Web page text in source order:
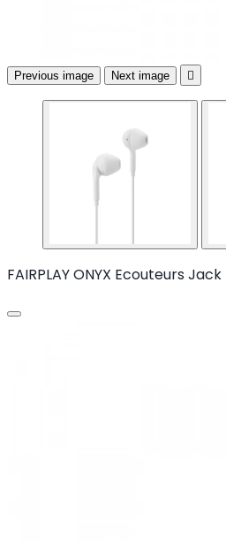
Previous image Next image 
FAIRPLAY ONYX Ecouteurs